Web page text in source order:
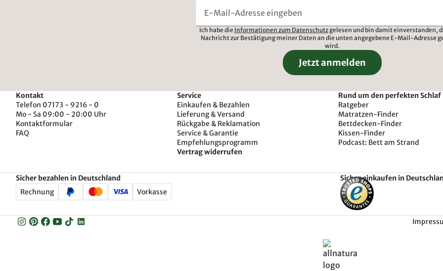
Ich habe die Informationen zum Datenschutzgelesen und bin damit einverstanden,
Nachricht zur Bestätigung meiner Daten an die unten angegebene E-Mail-Adresse
wird.
Jetzt anmelden
Kontakt
Telefon 07173 - 9216 - 0
Mo - Sa 09:00 - 20:00 Uhr
Kontaktformular
FAQ
Service
Einkaufen & Bezahlen
Lieferung & Versand
Rückgabe & Reklamation
Service & Garantie
Empfehlungsprogramm
Vertrag widerrufen
Rund um den perfekten Schlaf
Ratgeber
Matratzen-Finder
Bettdecken-Finder
Kissen-Finder
Podcast: Bett am Strand
Sicher bezahlen in Deutschland
Rechnung
Vorkasse
Sicher einkaufen in